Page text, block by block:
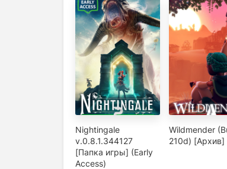
Nightingale
v.0.8.1.344127
[Папка игры] (Early
Access)
Wildmender
210d) [Архив]